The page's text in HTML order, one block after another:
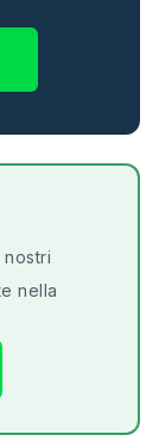
nostri
nella